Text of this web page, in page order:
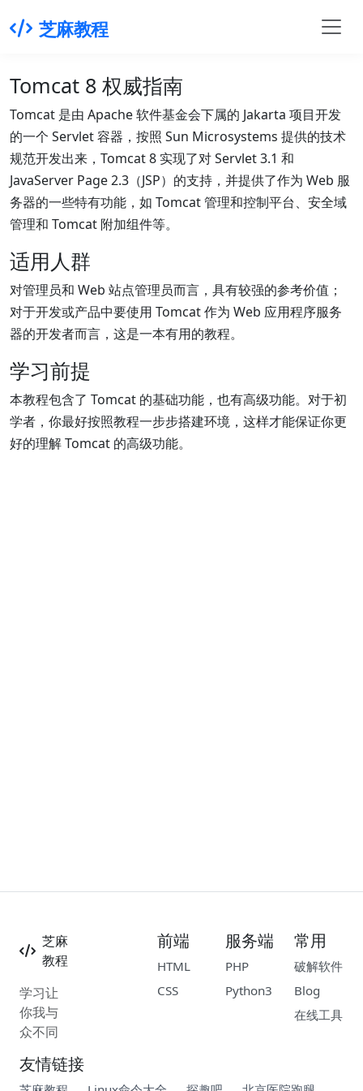
芝麻教程
Tomcat 8 权威指南
Tomcat 是由 Apache 软件基金会下属的 Jakarta 项目开发
的一个 Servlet 容器，按照 Sun Microsystems 提供的技术
规范开发出来，Tomcat 8 实现了对 Servlet 3.1 和
JavaServer Page 2.3（JSP）的支持，并提供了作为 Web 服
务器的一些特有功能，如 Tomcat 管理和控制平台、安全域
管理和 Tomcat 附加组件等。
适用人群
对管理员和 Web 站点管理员而言，具有较强的参考价值；
对于开发或产品中要使用 Tomcat 作为 Web 应用程序服务
器的开发者而言，这是一本有用的教程。
学习前提
本教程包含了 Tomcat 的基础功能，也有高级功能。对于初
学者，你最好按照教程一步步搭建环境，这样才能保证你更
好的理解 Tomcat 的高级功能。
芝麻
教程
学习让
你我与
众不同
前端
HTML
CSS
服务端
PHP
Python3
常用
破解软件
Blog
在线工具
友情链接